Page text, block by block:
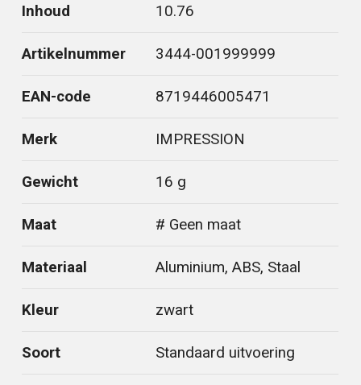
Inhoud 10.76
Artikelnummer 3444-001999999
EAN-code 8719446005471
Merk IMPRESSION
Gewicht 16 g
Maat # Geen maat
Materiaal Aluminium, ABS, Staal
Kleur zwart
Soort Standaard uitvoering